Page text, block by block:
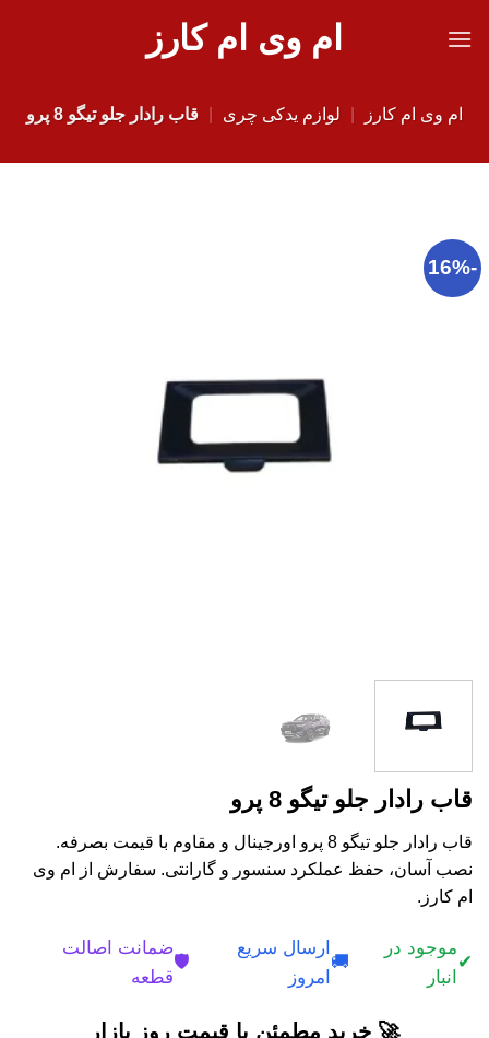
ام وی ام کارز
ام وی ام کارز لوازم یدکی چری قاب رادار جلو تیگو 8 پرو
-16%
قاب رادار جلو تیگو 8 پرو
قاب رادار جلو تیگو 8 پرو اورجینال و مقاوم با قیمت بصرفه.
نصب آسان، حفظ عملکرد سنسور و گارانتی. سفارش از ام وی
ام کارز.
✔
موجود در
انبار
🚚
ارسال سریع
امروز
🛡️
ضمانت اصالت
قطعه
🚀 خرید مطمئن با قیمت روز بازار